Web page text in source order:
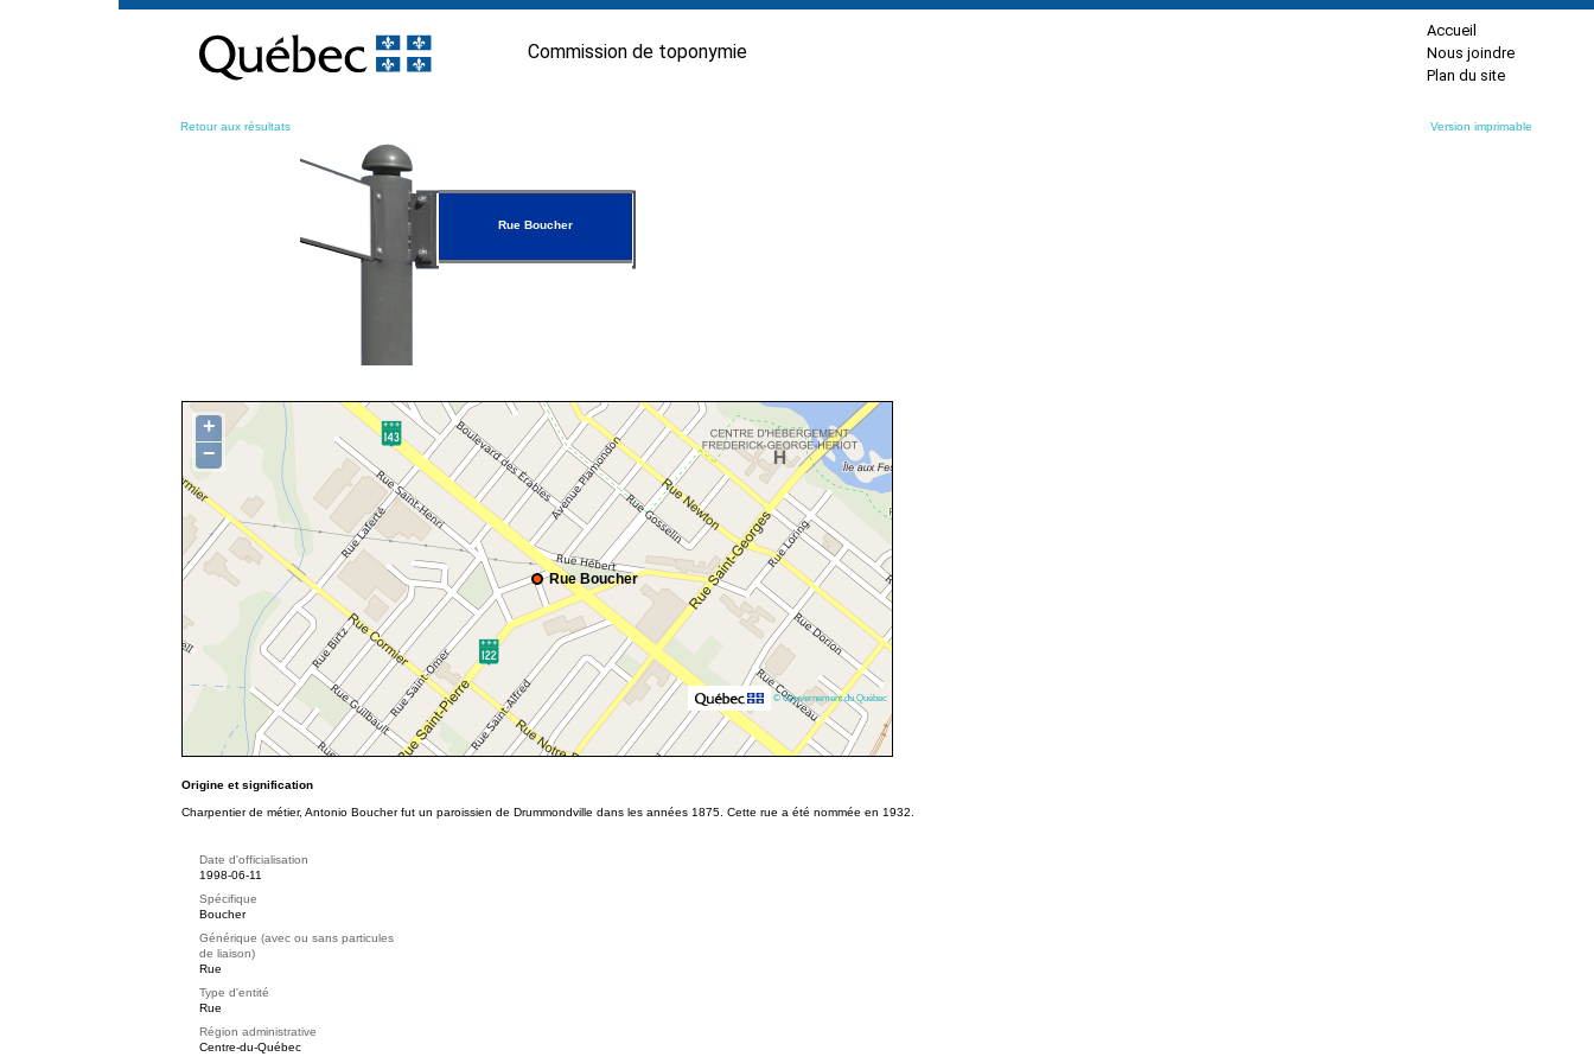
contenu
Commission de toponymie
Accueil
Nous joindre
Plan du site
Retour aux résultats Version imprimable
Rue Boucher
Rue Boucher
+
−
© Gouvernement du Québec
Origine et signification
Charpentier de métier, Antonio Boucher fut un paroissien de Drummondville dans les années 1875. Cette rue a été nommée en 1932.
Date d'officialisation
1998-06-11
Spécifique
Boucher
Générique (avec ou sans particules
de liaison)
Rue
Type d'entité
Rue
Région administrative
Centre-du-Québec